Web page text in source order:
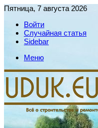
Пятница, 7 августа 2026
Войти
Случайная статья
Sidebar
Меню